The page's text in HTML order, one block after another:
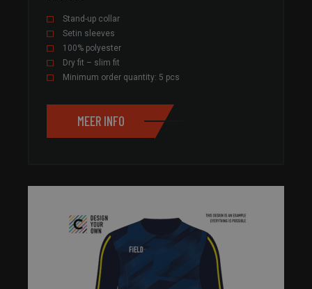
Stand-up collar
Setin sleeves
100% polyester
Dry fit – slim fit
Minimum order quantity: 5 pcs
MEER INFO